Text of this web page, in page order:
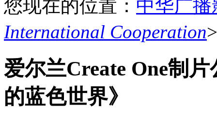
您现在的位置： 中华广
International Cooperation
爱尔兰Create One制
的蓝色世界》